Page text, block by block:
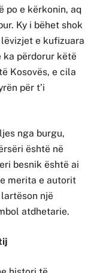
po e kërkonin, aq
Ky i bëhet shok
e kufizuara
përdorur këtë
Kosovës, e cila
për t’i
nga burgu,
është në
besnik është ai
merita e autorit
një
atdhetarie.